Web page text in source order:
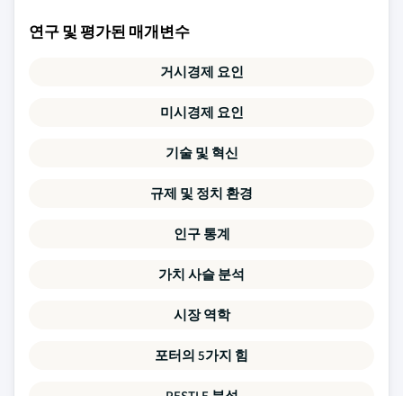
연구 및 평가된 매개변수
거시경제 요인
미시경제 요인
기술 및 혁신
규제 및 정치 환경
인구 통계
가치 사슬 분석
시장 역학
포터의 5가지 힘